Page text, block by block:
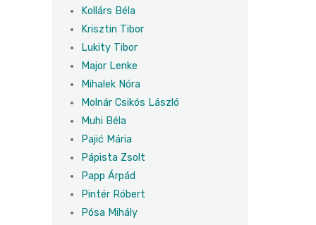
Kollárs Béla
Krisztin Tibor
Lukity Tibor
Major Lenke
Mihalek Nóra
Molnár Csikós László
Muhi Béla
Pajić Mária
Pápista Zsolt
Papp Árpád
Pintér Róbert
Pósa Mihály